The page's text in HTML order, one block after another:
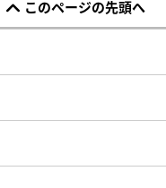
このページの先頭へ